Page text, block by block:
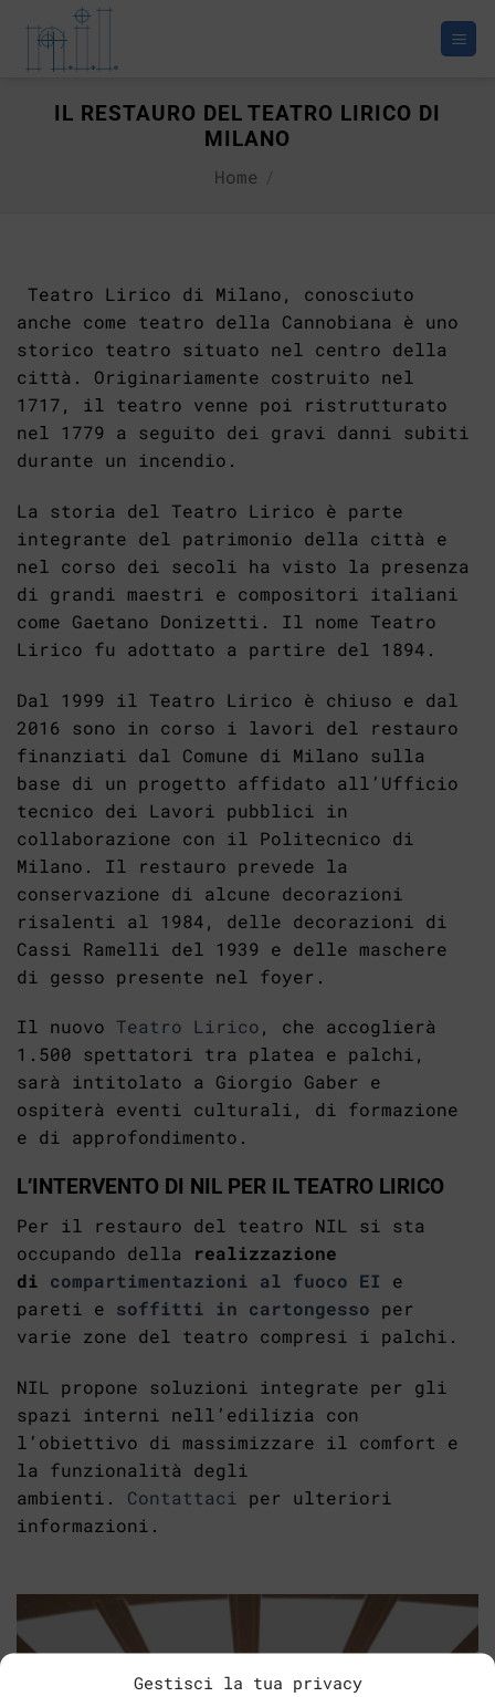
Gestisci la tua privacy
contenuti
IL RESTAURO DEL TEATRO LIRICO DI
MILANO
Home
Teatro Lirico di Milano, conosciuto
anche come teatro della Cannobiana è uno
storico teatro situato nel centro della
città. Originariamente costruito nel
1717, il teatro venne poi ristrutturato
nel 1779 a seguito dei gravi danni subiti
durante un incendio.
La storia del Teatro Lirico è parte
integrante del patrimonio della città e
nel corso dei secoli ha visto la presenza
di grandi maestri e compositori italiani
come Gaetano Donizetti. Il nome Teatro
Lirico fu adottato a partire del 1894.
Dal 1999 il Teatro Lirico è chiuso e dal
2016 sono in corso i lavori del restauro
finanziati dal Comune di Milano sulla
base di un progetto affidato all’Ufficio
tecnico dei Lavori pubblici in
collaborazione con il Politecnico di
Milano. Il restauro prevede la
conservazione di alcune decorazioni
risalenti al 1984, delle decorazioni di
Cassi Ramelli del 1939 e delle maschere
di gesso presente nel foyer.
Il nuovo Teatro Lirico, che accoglierà
1.500 spettatori tra platea e palchi,
sarà intitolato a Giorgio Gaber e
ospiterà eventi culturali, di formazione
e di approfondimento.
L’INTERVENTO DI NIL PER IL TEATRO LIRICO
Per il restauro del teatro NIL si sta
occupando della realizzazione
di compartimentazioni al fuoco EI e
pareti e soffitti in cartongesso per
varie zone del teatro compresi i palchi.
NIL propone soluzioni integrate per gli
spazi interni nell’edilizia con
l’obiettivo di massimizzare il comfort e
la funzionalità degli
ambienti. Contattaci
per ulteriori
informazioni.